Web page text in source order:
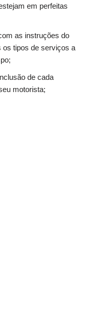
em perfeitas
as instruções do
os tipos de serviços a
de cada
motorista;